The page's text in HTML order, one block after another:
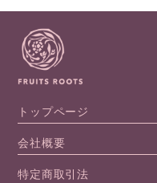
トップページ
会社概要
特定商取引法